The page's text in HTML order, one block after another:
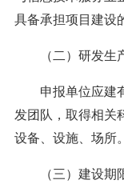
具备承担项目建设
（二）研发生
申报单位应建有
发团队，取得相关
设备、设施、场所。
（三）建设期